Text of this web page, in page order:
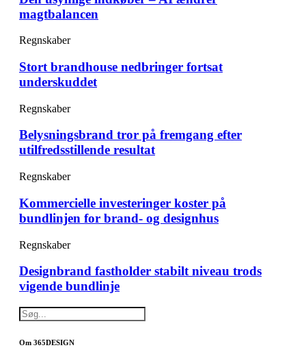
magtbalancen
Regnskaber
Stort brandhouse nedbringer fortsat
underskuddet
Regnskaber
Belysningsbrand tror på fremgang efter
utilfredsstillende resultat
Regnskaber
Kommercielle investeringer koster på
bundlinjen for brand- og designhus
Regnskaber
Designbrand fastholder stabilt niveau trods
vigende bundlinje
Om 365DESIGN